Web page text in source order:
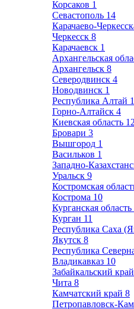
Корсаков 1
Севастополь 14
Карачаево-
Черкесск 8
Карачаевск 1
Архангельская
Архангельск 8
Северодвинск 4
Новодвинск 1
Республика Алтай
Горно-Алтайск 4
Киевская область 12
Бровари 3
Вышгород 1
Васильков 1
Западно-
Уральск 9
Костромская
Кострома 10
Курганская область
Курган 11
Республика Саха
Якутск 8
Республика
Владикавказ 10
Забайкальский край
Чита 8
Камчатский край 8
Петропавловск-